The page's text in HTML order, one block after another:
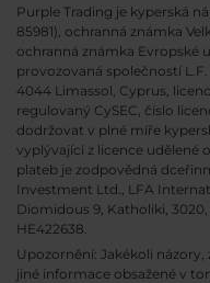
Purple Trading je kyperská
85981), ochranná známka
ochranná známka Evropské
provozovaná společností
4044 Limassol, Cyprus,
regulovaný CySEC, číslo
dodržovat v plné míře
vyplývající z licence udělené
plateb je zodpovědná
Investment Ltd., LFA
Diomidous 9, Katholiki,
HE422638.
Upozornění: Jakékoli
jiné informace obsažené v